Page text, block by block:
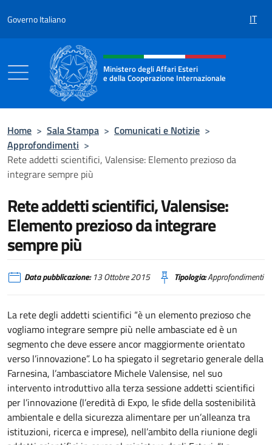
Governo Italiano IT
Intestazione sito, social e menù
Ministero degli Affari Esteri
e della Cooperazione Internazionale
Home > Sala Stampa > Comunicati e Notizie >
Approfondimenti >
Rete addetti scientifici, Valensise: Elemento prezioso da
integrare sempre più
Rete addetti scientifici, Valensise:
Elemento prezioso da integrare
sempre più
Data pubblicazione:13 Ottobre 2015 Tipologia:Approfondimenti
La rete degli addetti scientifici “è un elemento prezioso che
vogliamo integrare sempre più nelle ambasciate ed è un
segmento che deve essere ancor maggiormente orientato
verso l’innovazione”. Lo ha spiegato il segretario generale della
Farnesina, l’ambasciatore Michele Valensise, nel suo
intervento introduttivo alla terza sessione addetti scientifici
per l’innovazione (l’eredità di Expo, le sfide della sostenibilità
ambientale e della sicurezza alimentare per un’alleanza tra
istituzioni, ricerca e imprese), nell’ambito della riunione degli